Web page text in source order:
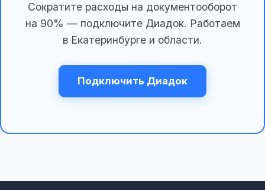
Сократите расходы на документооборот
на 90% — подключите Диадок. Работаем
в Екатеринбурге и области.
Подключить Диадок